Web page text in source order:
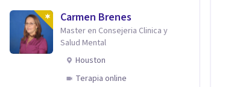
Carmen Brenes
Master en Consejeria Clinica y
Salud Mental
Houston
Terapia online